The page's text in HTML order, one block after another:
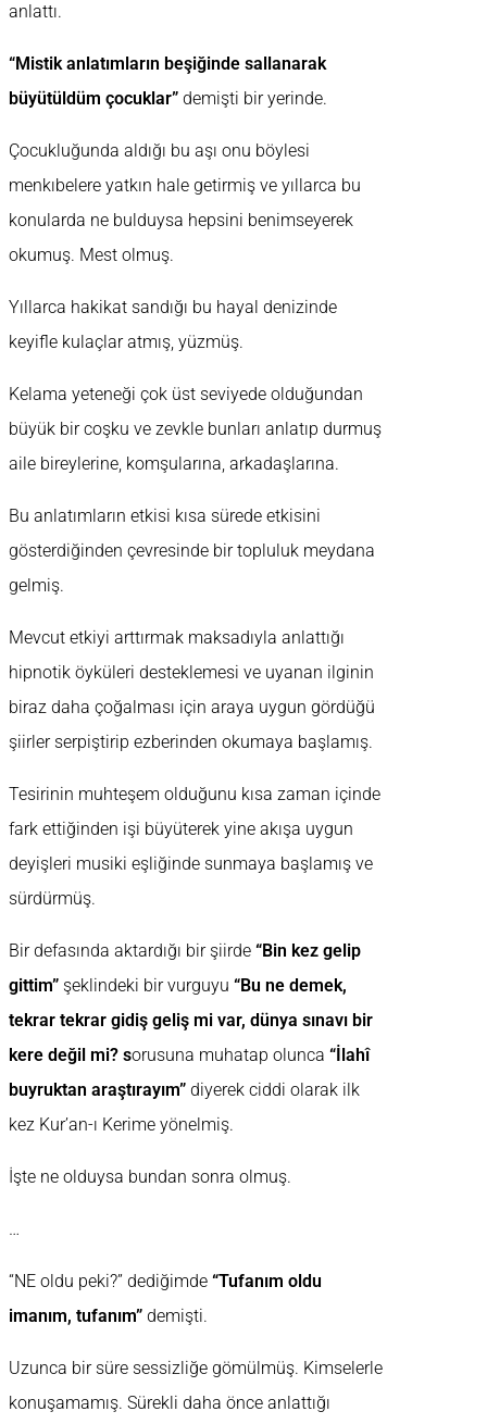
anlattı.
“Mistik anlatımların beşiğinde sallanarak
büyütüldüm çocuklar” demişti bir yerinde.
Çocukluğunda aldığı bu aşı onu böylesi
menkıbelere yatkın hale getirmiş ve yıllarca bu
konularda ne bulduysa hepsini benimseyerek
okumuş. Mest olmuş.
Yıllarca hakikat sandığı bu hayal denizinde
keyifle kulaçlar atmış, yüzmüş.
Kelama yeteneği çok üst seviyede olduğundan
büyük bir coşku ve zevkle bunları anlatıp durmuş
aile bireylerine, komşularına, arkadaşlarına.
Bu anlatımların etkisi kısa sürede etkisini
gösterdiğinden çevresinde bir topluluk meydana
gelmiş.
Mevcut etkiyi arttırmak maksadıyla anlattığı
hipnotik öyküleri desteklemesi ve uyanan ilginin
biraz daha çoğalması için araya uygun gördüğü
şiirler serpiştirip ezberinden okumaya başlamış.
Tesirinin muhteşem olduğunu kısa zaman içinde
fark ettiğinden işi büyüterek yine akışa uygun
deyişleri musiki eşliğinde sunmaya başlamış ve
sürdürmüş.
Bir defasında aktardığı bir şiirde “Bin kez gelip
gittim” şeklindeki bir vurguyu “Bu ne demek,
tekrar tekrar gidiş geliş mi var, dünya sınavı bir
kere değil mi? sorusuna muhatap olunca “İlahî
buyruktan araştırayım” diyerek ciddi olarak ilk
kez Kur’an-ı Kerime yönelmiş.
İşte ne olduysa bundan sonra olmuş.
…
“NE oldu peki?” dediğimde “Tufanım oldu
imanım, tufanım” demişti.
Uzunca bir süre sessizliğe gömülmüş. Kimselerle
konuşamamış. Sürekli daha önce anlattığı